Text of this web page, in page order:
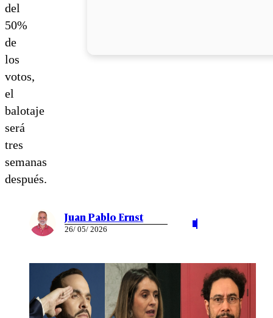
del
50%
de
los
votos,
el
balotaje
será
tres
semanas
después.
Juan Pablo Ernst
26/ 05/ 2026